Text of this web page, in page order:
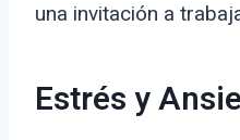
una invitación a
Estrés y